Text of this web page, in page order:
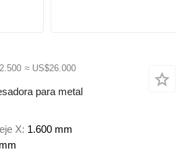
≈ US$26.000
para metal
X 1.600 mm